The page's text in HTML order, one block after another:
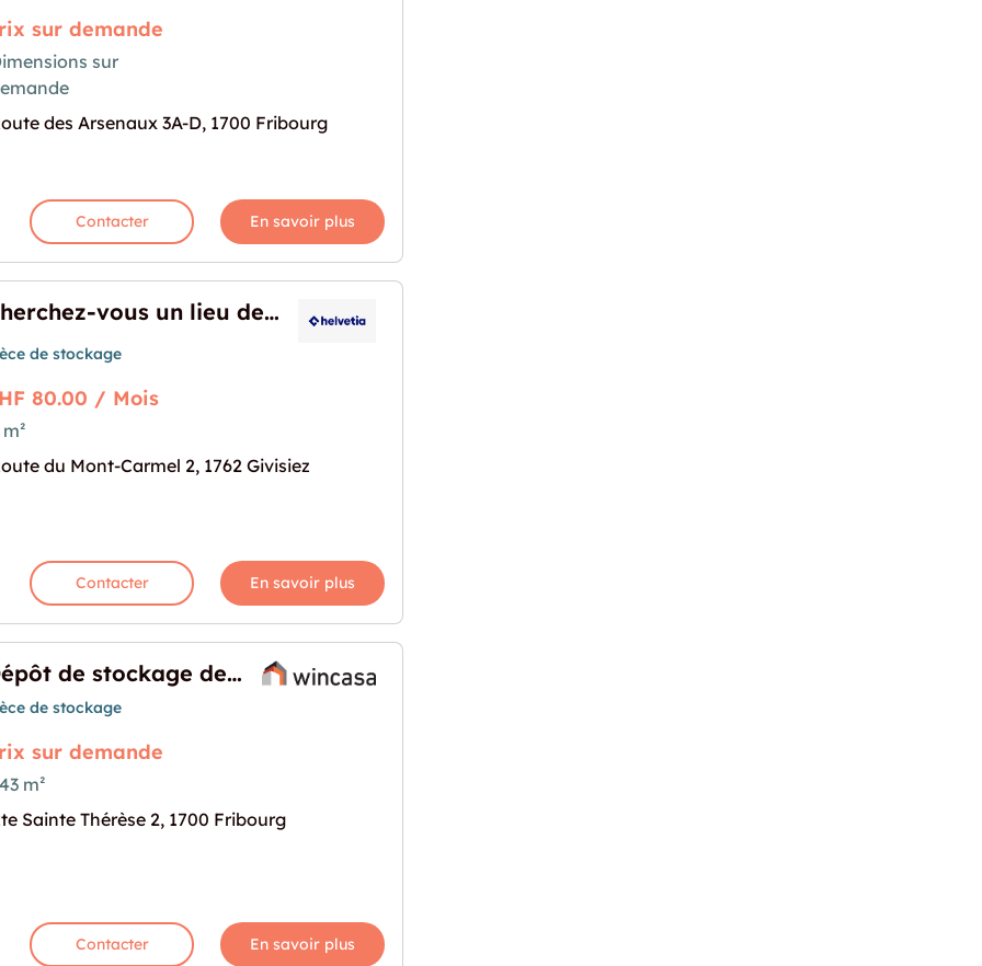
grandeurs"pour "Dépôts de différentes grandeurs"
sur demande
sur
des Arsenaux 3A-D, 1700 Fribourg
Contacter En savoir plus
de stockage?"
pour "Cherchez-vous un lieu de stockage?"
Cherchez-vous un lieu de stockage?
de stockage
80.00 / Mois
du Mont-Carmel 2, 1762 Givisiez
Contacter En savoir plus
de 243 m²"pour "Dépôt de stockage de 243 m²"
Dépôt de stockage de 243 m²
de stockage
sur demande
m²
Sainte Thérèse 2, 1700 Fribourg
Contacter En savoir plus